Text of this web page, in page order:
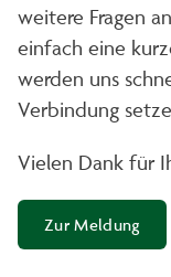
weitere Fragen
einfach eine
werden uns
Verbindung
Vielen Dank für
Zur Meldung